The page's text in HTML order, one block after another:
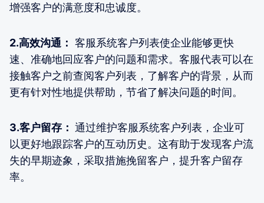
增强客户的满意度和忠诚度。
2.高效沟通： 客服系统客户列表使企业能够更快
速、准确地回应客户的问题和需求。客服代表可以在
接触客户之前查阅客户列表，了解客户的背景，从而
更有针对性地提供帮助，节省了解决问题的时间。
3.客户留存： 通过维护客服系统客户列表，企业可
以更好地跟踪客户的互动历史。这有助于发现客户流
失的早期迹象，采取措施挽留客户，提升客户留存
率。